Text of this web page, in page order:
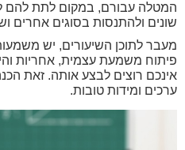
המטלה עבורם, במקום לתת להם
שונים ולהתנסות בסוגים אחרים
מעבר לתוכן השיעורים, יש
פיתוח משמעת עצמית, אחריות
אינכם רוצים לבצע אותה. זאת
ערכים ומידות טובות.